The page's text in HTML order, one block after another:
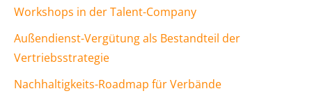
Workshops in der Talent-Company
Außendienst-Vergütung als Bestandteil der
Vertriebsstrategie
Nachhaltigkeits-Roadmap für Verbände